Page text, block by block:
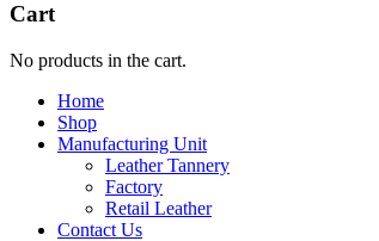
Cart
No products in the cart.
Home
Shop
Manufacturing Unit
Leather Tannery
Factory
Retail Leather
Contact Us